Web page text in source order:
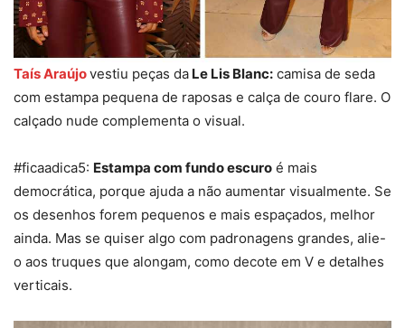
Taís Araújovestiu peças da Le Lis Blanc: camisa de seda
com estampa pequena de raposas e calça de couro flare. O
calçado nude complementa o visual.
#ficaadica5: Estampa com fundo escuro é mais
democrática, porque ajuda a não aumentar visualmente. Se
os desenhos forem pequenos e mais espaçados, melhor
ainda. Mas se quiser algo com padronagens grandes, alie-
o aos truques que alongam, como decote em V e detalhes
verticais.